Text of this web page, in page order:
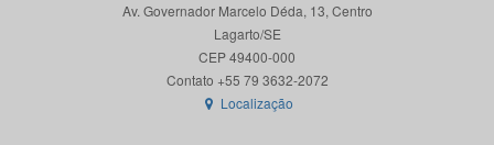
Av. Governador Marcelo Déda, 13, Centro
Lagarto/SE
CEP 49400-000
Localização